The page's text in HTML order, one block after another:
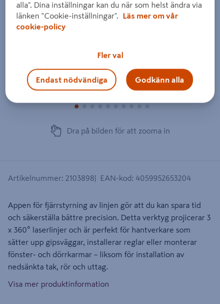
Dra på bilden för att zooma in
Artikelnummer: 2103898 EAN-kod: 4059952653204
Appen för fjärrstyrning av linjen gör att du kan spara tid
och säkerställa bättre precision. Detta verktyg projicerar 3
x 360° laserlinjer och är perfekt för hantverkare som
sätter upp gipsväggar, installerar reglar eller monterar
fönster- och dörrkarmar – liksom för installation av
nedsänkta tak, rör och uttag.
Visa mer produktinformation
alla". Dina inställningar kan du när som helst ändra via
länken "Cookie-inställningar".
Läs mer om vår
cookie-policy
Fler val
Endast nödvändiga Godkänn alla